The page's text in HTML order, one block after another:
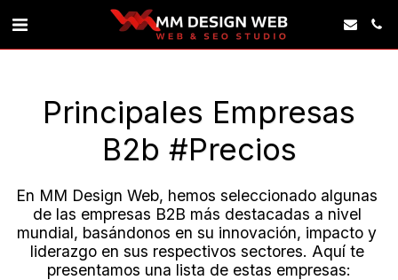
Principales Empresas
B2b #precios
En MM Design Web, hemos seleccionado algunas
de las empresas B2B más destacadas a nivel
mundial, basándonos en su innovación, impacto y
liderazgo en sus respectivos sectores. Aquí te
presentamos una lista de estas empresas: